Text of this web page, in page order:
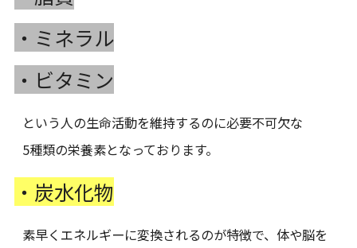
・ミネラル
・ビタミン
という人の生命活動を維持するのに必要不可欠な
5種類の栄養素となっております。
・炭水化物
素早くエネルギーに変換されるのが特徴で、体や脳を